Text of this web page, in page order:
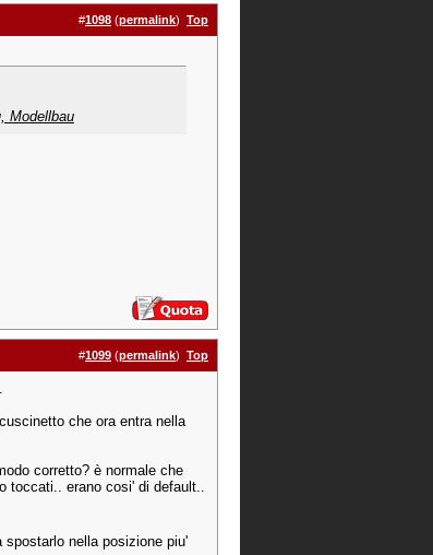
#1098 (permalink) Top
Modellbau
#1099 (permalink) Top
che ora entra nella
corretto? è normale che
toccati.. erano cosi' di default..
nella posizione piu'